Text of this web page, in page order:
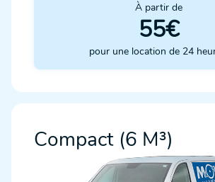
À partir de
55€
pour une location de 24
Compact (6 M³)